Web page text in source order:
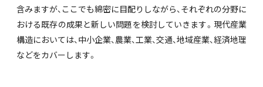
含みますが、ここでも綿密に目配りしながら、それぞれの分野に
おける既存の成果と新しい問題を検討していきます。現代産業
構造においては、中小企業、農業、工業、交通、地域産業、経済地理
などをカバーします。